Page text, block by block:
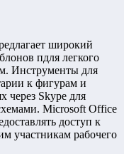
широкий
пдля легкого
Инструменты для
к фигурам и
через Skype для
Microsoft Office
доступ к
участникам рабочего